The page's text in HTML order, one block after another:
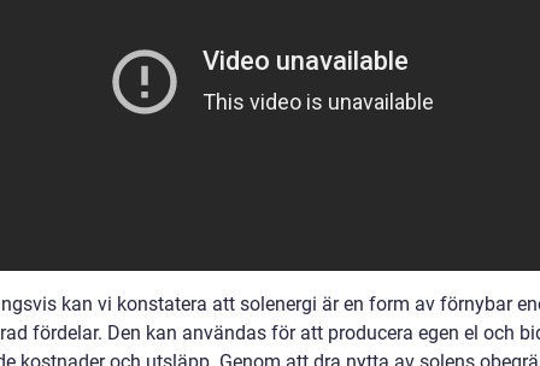
kan vi konstatera att solenergi är en form av förnybar
fördelar. Den kan användas för att producera egen el och